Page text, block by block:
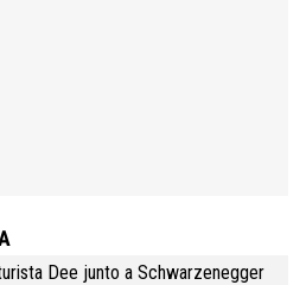
Dee junto a Schwarzenegger